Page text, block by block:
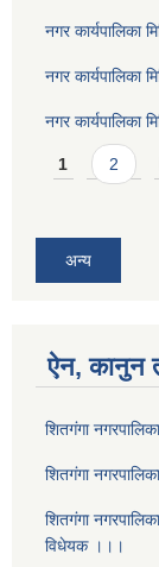
नगर कार्यपालिका
नगर कार्यपालिका
नगर कार्यपालिका
Pages
1 2
अन्य
ऐन, कानुन
शितगंगा
शितगंगा
शितगंगा
विधेयक ।।।